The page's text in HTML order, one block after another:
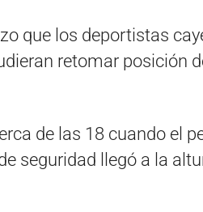
que los deportistas
retomar posición
de las 18 cuando el
seguridad llegó a la